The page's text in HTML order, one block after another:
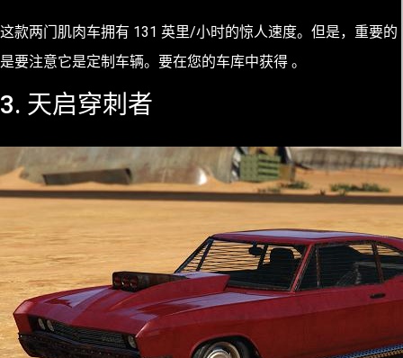
这款两门肌肉车拥有 131 英里/小时的惊人速度。但是，重要的
是要注意它是定制车辆。要在您的车库中获得 。
3. 天启穿刺者